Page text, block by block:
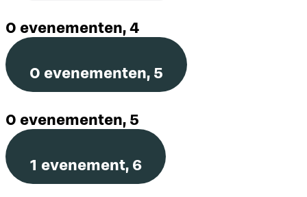
0 evenementen,4
0 evenementen, 5
0 evenementen, 5
1 evenement, 6